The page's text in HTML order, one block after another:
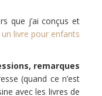
que j’ai conçus et
livre pour enfants
remarques
(quand ce n’est
avec les livres de